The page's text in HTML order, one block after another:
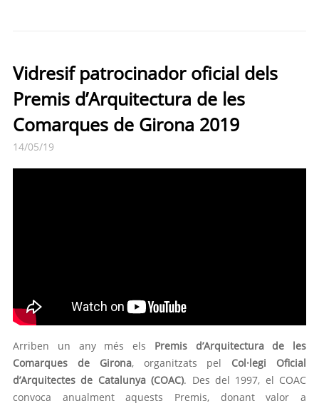
Vidresif patrocinador oficial dels
Premis d’Arquitectura de les
Comarques de Girona 2019
14/05/19
Arriben un any més els Premis d’Arquitectura de les
Comarques de Girona, organitzats pel Col·legi Oficial
d’Arquitectes de Catalunya (COAC). Des del 1997, el COAC
convoca anualment aquests Premis, donant valor a